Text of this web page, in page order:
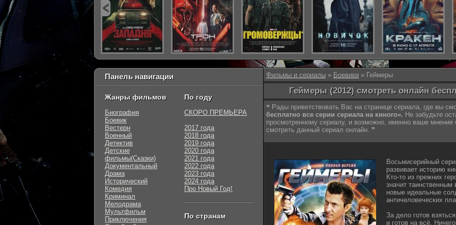
Фильмы и сериалы » Боевики » Геймеры
Геймеры (2012) смотреть онлайн
❝ Рады приветствовать Вас на странице сериала, где вы
бесплатно все серии сериала на киного». Не забудьте
просмотренному сериалу, и возможно, именно ваше
смотреть данный сериал онлайн. ❞
Восьмисерийный
развивает историю
Кто-то из прежних
значит
новые идеальные
античеловеческих
За дело готов
и готов на всё.
Панель навигации
Жанры фильмов
Биография
Боевик
Вестерн
Военный
Детектив
Детские
фильмы(Сказки)
Документальный
Драма
Исторический
Комедия
Криминал
Мелодрама
Мультфильм
Приключения
По году
СКОРО ПРЕМЬЕРА
2017 года
2018 года
2019 года
2020 года
2021 года
2022 года
2023 года
2024 года
Про Новый Год!
По странам